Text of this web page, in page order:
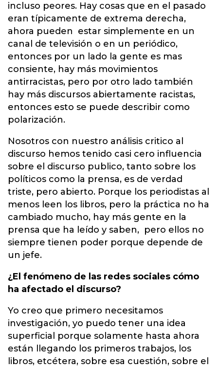
incluso peores. Hay cosas que en el pasado
eran típicamente de extrema derecha,
ahora pueden estar simplemente en un
canal de televisión o en un periódico,
entonces por un lado la gente es mas
consiente, hay más movimientos
antirracistas, pero por otro lado también
hay más discursos abiertamente racistas,
entonces esto se puede describir como
polarización.
Nosotros con nuestro análisis critico al
discurso hemos tenido casi cero influencia
sobre el discurso publico, tanto sobre los
políticos como la prensa, es de verdad
triste, pero abierto. Porque los periodistas al
menos leen los libros, pero la práctica no ha
cambiado mucho, hay más gente en la
prensa que ha leído y saben, pero ellos no
siempre tienen poder porque depende de
un jefe.
¿El fenómeno de las redes sociales cómo
ha afectado el discurso?
Yo creo que primero necesitamos
investigación, yo puedo tener una idea
superficial porque solamente hasta ahora
están llegando los primeros trabajos, los
libros, etcétera, sobre esa cuestión, sobre el